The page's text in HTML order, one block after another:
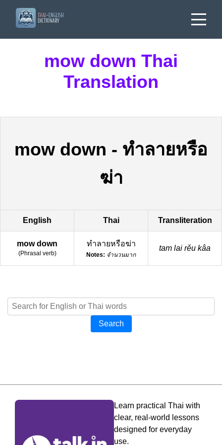
mow down Thai
Translation
mow down - ทำลายหรือ
ฆ่า
English Thai Transliteration
mow down
(Phrasal verb)
ทำลายหรือฆ่า
Notes: จำนวนมาก
tam lai rěu kâa
Search
Learn practical Thai with
clear, real-world lessons
designed for everyday
use.